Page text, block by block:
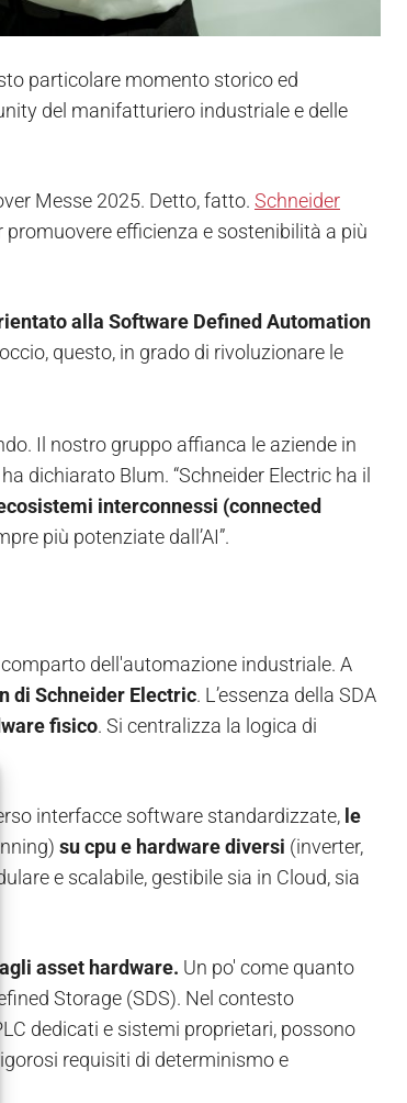
particolare momento storico ed
del manifatturiero industriale e delle
Messe 2025. Detto, fatto. Schneider
promuovere efficienza e sostenibilità a più
alla Software Defined Automation
questo, in grado di rivoluzionare le
Il nostro gruppo affianca le aziende in
dichiarato Blum. “Schneider Electric ha il
interconnessi (connected
più potenziate dall’AI”.
dell'automazione industriale. A
di Schneider Electric. L’essenza della SDA
fisico. Si centralizza la logica di
interfacce software standardizzate, le
su cpu e hardware diversi (inverter,
e scalabile, gestibile sia in Cloud, sia
asset hardware. Un po' come quanto
Storage (SDS). Nel contesto
dedicati e sistemi proprietari, possono
requisiti di determinismo e